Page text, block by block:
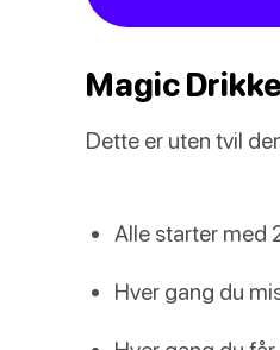
Magic
Dette er uten tvil
Alle starter med
Hver gang du